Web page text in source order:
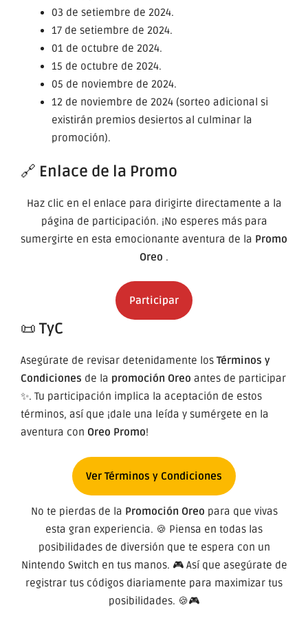
03 de setiembre de 2024.
17 de setiembre de 2024.
01 de octubre de 2024.
15 de octubre de 2024.
05 de noviembre de 2024.
12 de noviembre de 2024 (sorteo adicional si
existirán premios desiertos al culminar la
promoción).
🔗 Enlace de la Promo
Haz clic en el enlace para dirigirte directamente a la
página de participación. ¡No esperes más para
sumergirte en esta emocionante aventura de la Promo
Oreo .
Participar
📜TyC
Asegúrate de revisar detenidamente los Términos y
Condiciones de la promoción Oreo antes de participar
✨. Tu participación implica la aceptación de estos
términos, así que ¡dale una leída y sumérgete en la
aventura con Oreo Promo!
Ver Términos y Condiciones
No te pierdas de la Promoción Oreo para que vivas
esta gran experiencia. 🍪 Piensa en todas las
posibilidades de diversión que te espera con un
Nintendo Switch en tus manos. 🎮 Así que asegúrate de
registrar tus códigos diariamente para maximizar tus
posibilidades. 🍪🎮